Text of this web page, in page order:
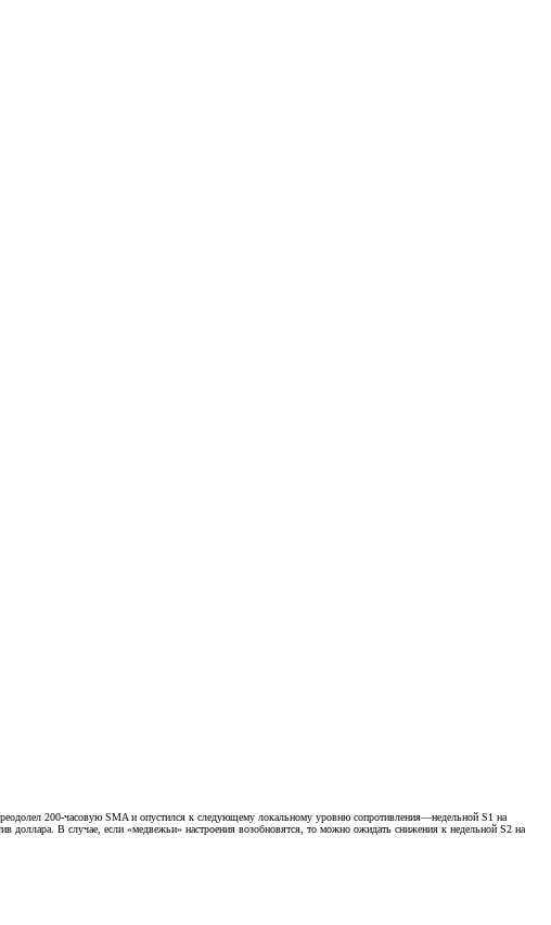
200-часовую SMA и опустился к следующему локальному уровню сопротивления—недельной S1 на
доллара. В случае, если «медвежьи» настроения возобновятся, то можно ожидать снижения к недельной S2 на